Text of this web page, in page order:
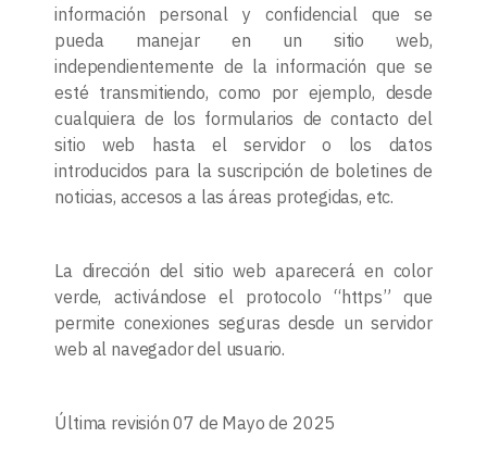
información personal y confidencial que se
pueda manejar en un sitio web,
independientemente de la información que se
esté transmitiendo, como por ejemplo, desde
cualquiera de los formularios de contacto del
sitio web hasta el servidor o los datos
introducidos para la suscripción de boletines de
noticias, accesos a las áreas protegidas, etc.
La dirección del sitio web aparecerá en color
verde, activándose el protocolo “https” que
permite conexiones seguras desde un servidor
web al navegador del usuario.
Última revisión 07 de Mayo de 2025